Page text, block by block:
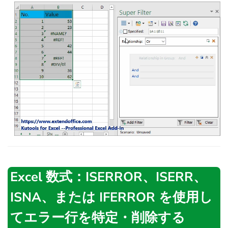
Excel 数式：ISERROR、ISERR、
ISNA、または IFERROR を使用し
てエラー行を特定・削除する